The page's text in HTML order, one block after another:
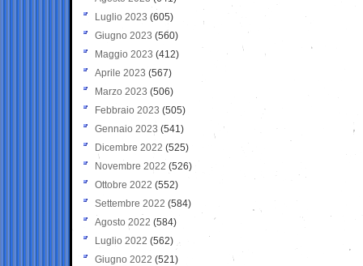
Luglio 2023 (605)
Giugno 2023 (560)
Maggio 2023 (412)
Aprile 2023 (567)
Marzo 2023 (506)
Febbraio 2023 (505)
Gennaio 2023 (541)
Dicembre 2022 (525)
Novembre 2022 (526)
Ottobre 2022 (552)
Settembre 2022 (584)
Agosto 2022 (584)
Luglio 2022 (562)
Giugno 2022 (521)